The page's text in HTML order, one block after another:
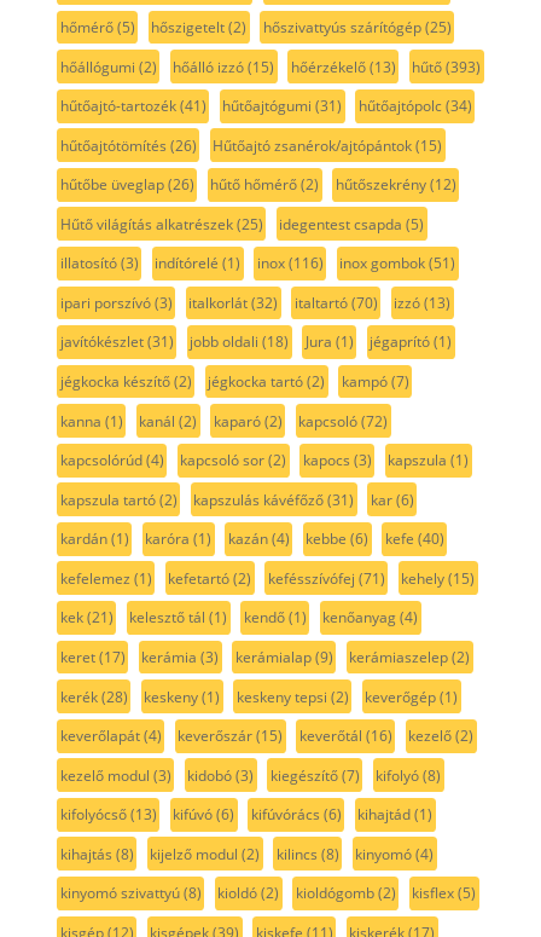
hőmérő(5) hőszigetelt(2) hőszivattyús szárítógép(25)
hőállógumi (2) hőálló izzó(15) hőérzékelő(13) hűtő(393)
hűtőajtó-tartozék(41) hűtőajtógumi (31) hűtőajtópolc(34)
hűtőajtótömítés (26) Hűtőajtó zsanérok/ajtópántok(15)
hűtőbe üveglap(26) hűtő hőmérő(2) hűtőszekrény(12)
Hűtő világítás alkatrészek(25) idegentest csapda (5)
illatosító(3) indítórelé (1) inox(116) inox gombok(51)
ipari porszívó(3) italkorlát(32) italtartó(70) izzó(13)
javítókészlet(31) jobb oldali (18) Jura (1) jégaprító(1)
jégkocka készítő(2) jégkocka tartó(2) kampó(7)
kanna (1) kanál (2) kaparó(2) kapcsoló(72)
kapcsolórúd(4) kapcsoló sor(2) kapocs (3) kapszula (1)
kapszula tartó(2) kapszulás kávéfőző(31) kar(6)
kardán(1) karóra (1) kazán(4) kebbe (6) kefe (40)
kefelemez (1) kefetartó(2) kefésszívófej (71) kehely(15)
kek(21) kelesztő tál (1) kendő(1) kenőanyag(4)
keret(17) kerámia (3) kerámialap(9) kerámiaszelep(2)
kerék(28) keskeny(1) keskeny tepsi (2) keverőgép(1)
keverőlapát(4) keverőszár(15) keverőtál (16) kezelő(2)
kezelő modul (3) kidobó(3) kiegészítő(7) kifolyó(8)
kifolyócső(13) kifúvó(6) kifúvórács (6) kihajtád(1)
kihajtás (8) kijelző modul (2) kilincs (8) kinyomó(4)
kinyomó szivattyú(8) kioldó(2) kioldógomb(2) kisflex(5)
kisgép(12) kisgépek(39) kiskefe (11) kiskerék(17)